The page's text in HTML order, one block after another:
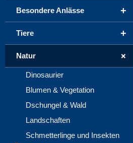
+
Besondere Anlässe
+
Tiere
+
Natur
Dinosaurier
Blumen & Vegetation
Dschungel & Wald
Landschaften
Schmetterlinge und Insekten